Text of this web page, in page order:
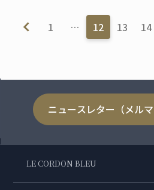
1 … 12 13 14
ニュースレター（メル
LE CORDON BLEU